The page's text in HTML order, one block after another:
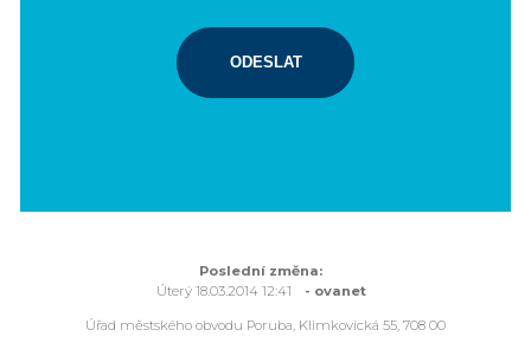
ODESLAT
Poslední změna:
Úterý 18.03.2014 12:41
- ovanet
Úřad městského obvodu Poruba, Klimkovická 55, 708 00